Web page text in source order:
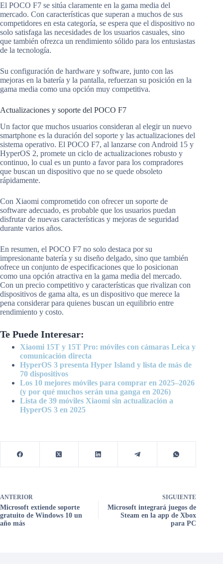
El POCO F7 se sitúa claramente en la gama media del
mercado. Con características que superan a muchos de sus
competidores en esta categoría, se espera que el dispositivo no
solo satisfaga las necesidades de los usuarios casuales, sino
que también ofrezca un rendimiento sólido para los entusiastas
de la tecnología.
Su configuración de hardware y software, junto con las
mejoras en la batería y la pantalla, refuerzan su posición en la
gama media como una opción muy competitiva.
Actualizaciones y soporte del POCO F7
Un factor que muchos usuarios consideran al elegir un nuevo
smartphone es la duración del soporte y las actualizaciones del
sistema operativo. El POCO F7, al lanzarse con Android 15 y
HyperOS 2, promete un ciclo de actualizaciones robusto y
continuo, lo cual es un punto a favor para los compradores
que buscan un dispositivo que no se quede obsoleto
rápidamente.
Con Xiaomi comprometido con ofrecer un soporte de
software adecuado, es probable que los usuarios puedan
disfrutar de nuevas características y mejoras de seguridad
durante varios años.
En resumen, el POCO F7 no solo destaca por su
impresionante batería y su diseño delgado, sino que también
ofrece un conjunto de especificaciones que lo posicionan
como una opción atractiva en la gama media del mercado.
Con un precio competitivo y características que rivalizan con
dispositivos de gama alta, es un dispositivo que merece la
pena considerar para quienes buscan un equilibrio entre
rendimiento y costo.
Te Puede Interesar:
Xiaomi 15T y 15T Pro: móviles con cámaras Leica y
comunicación directa
HyperOS 3 presenta Hyper Island y lista de más de
70 dispositivos
Los 10 mejores móviles para comprar en 2025–2026
(y por qué muchos serán una ganga en 2026)
Lista de 39 móviles Xiaomi sin actualización a
HyperOS 3 en 2025
ANTERIOR
Microsoft extiende soporte
gratuito de Windows 10 un
año más
SIGUIENTE
Microsoft integrará juegos de
Steam en la app de Xbox
para PC